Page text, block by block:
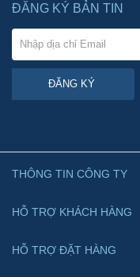
ĐĂNG KÝ BẢN TIN
ĐĂNG KÝ
THÔNG TIN CÔNG TY
HỖ TRỢ KHÁCH HÀNG
HỖ TRỢ ĐẶT HÀNG